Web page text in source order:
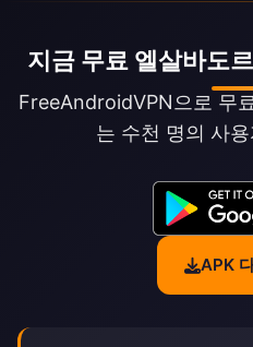
지금 무료 엘살바도
FreeAndroidVPN으로 무
는 수천 명의 사
APK